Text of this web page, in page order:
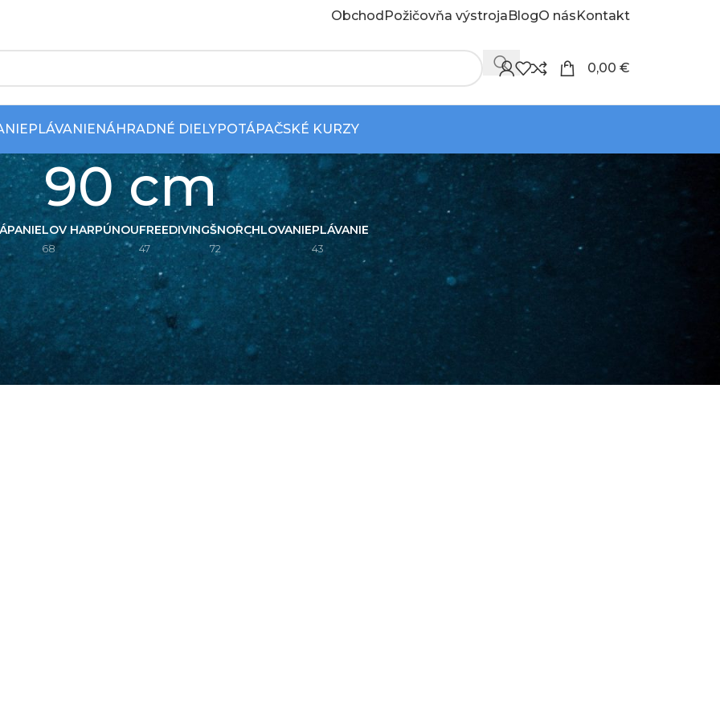
ObchodPožičovňa výstrojaBlogO násKontakt
0,00 €
PLÁVANIENÁHRADNÉ DIELYPOTÁPAČSKÉ KURZY
90 cm
LOV HARPÚNOU
68
FREEDIVING
47
ŠNORCHLOVANIE
72
PLÁVANIE
43
Zobraziť 9 18 24